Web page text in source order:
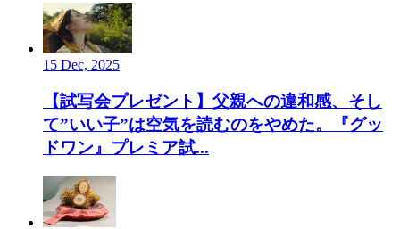
15 Dec, 2025
【試写会プレゼント】父親への違和感、そし
て”いい子”は空気を読むのをやめた。『グッ
ドワン』プレミア試...